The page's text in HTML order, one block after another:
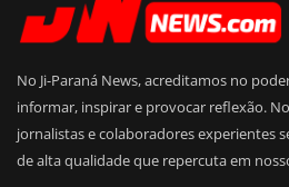
No Ji-Paraná News, acreditamos no
informar, inspirar e provocar reflexão.
jornalistas e colaboradores experientes
de alta qualidade que repercuta em